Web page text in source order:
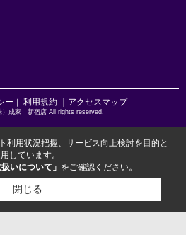
ー ｜ 利用規約 ｜アクセスマップ
）成家 新宿店 All rights reserved.
利用状況把握、サービス向上検討を目的と
しています。
いについて」 をご確認ください。
閉じる